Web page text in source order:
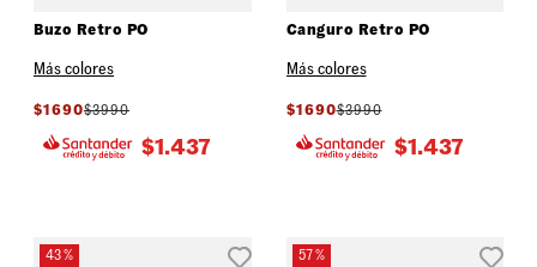
Buzo Retro PO
Más colores
$1690$3990
$1.437
Canguro Retro PO
Más colores
$1690$3990
$1.437
43 % 57 %